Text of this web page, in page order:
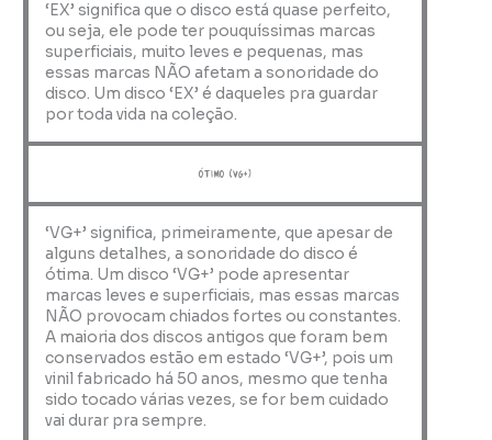
‘EX’ significa que o disco está quase perfeito,
ou seja, ele pode ter pouquíssimas marcas
superficiais, muito leves e pequenas, mas
essas marcas NÃO afetam a sonoridade do
disco. Um disco ‘EX’ é daqueles pra guardar
por toda vida na coleção.
ótimo (VG+)
‘VG+’ significa, primeiramente, que apesar de
alguns detalhes, a sonoridade do disco é
ótima. Um disco ‘VG+’ pode apresentar
marcas leves e superficiais, mas essas marcas
NÃO provocam chiados fortes ou constantes.
A maioria dos discos antigos que foram bem
conservados estão em estado ‘VG+’, pois um
vinil fabricado há 50 anos, mesmo que tenha
sido tocado várias vezes, se for bem cuidado
vai durar pra sempre.